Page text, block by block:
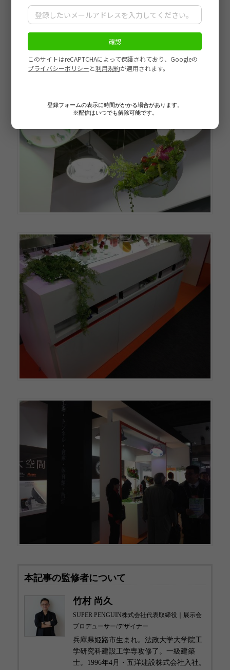
本記事の監修者について
竹村 尚久
SUPER PENGUIN株式会社代表取締役｜展示会
プロデューサー/デザイナー
兵庫県姫路市生まれ。法政大学大学院工
学研究科建設工学専攻修了。一級建築
士。1996年4月・五洋建設株式会社入社。
登録フォームの表示に時間がかかる場合があります。
※配信はいつでも解除可能です。